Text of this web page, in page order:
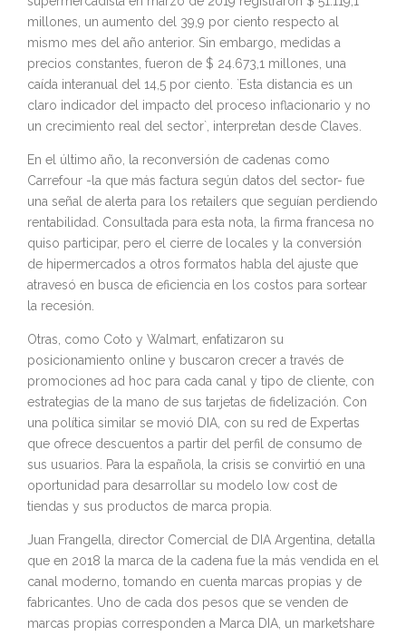
millones, un aumento del 39,9 por ciento respecto al
mismo mes del año anterior. Sin embargo, medidas a
precios constantes, fueron de $ 24.673,1 millones, una
caída interanual del 14,5 por ciento. `Esta distancia es un
claro indicador del impacto del proceso inflacionario y no
un crecimiento real del sector`, interpretan desde Claves.
En el último año, la reconversión de cadenas como
Carrefour -la que más factura según datos del sector- fue
una señal de alerta para los retailers que seguían perdiendo
rentabilidad. Consultada para esta nota, la firma francesa no
quiso participar, pero el cierre de locales y la conversión
de hipermercados a otros formatos habla del ajuste que
atravesó en busca de eficiencia en los costos para sortear
la recesión.
Otras, como Coto y Walmart, enfatizaron su
posicionamiento online y buscaron crecer a través de
promociones ad hoc para cada canal y tipo de cliente, con
estrategias de la mano de sus tarjetas de fidelización. Con
una política similar se movió DIA, con su red de Expertas
que ofrece descuentos a partir del perfil de consumo de
sus usuarios. Para la española, la crisis se convirtió en una
oportunidad para desarrollar su modelo low cost de
tiendas y sus productos de marca propia.
Juan Frangella, director Comercial de DIA Argentina, detalla
que en 2018 la marca de la cadena fue la más vendida en el
canal moderno, tomando en cuenta marcas propias y de
fabricantes. Uno de cada dos pesos que se venden de
marcas propias corresponden a Marca DIA, un marketshare